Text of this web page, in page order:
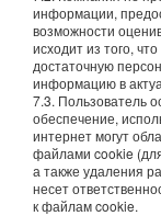
информации,
возможности
исходит из того,
достаточную
информацию в
7.3. Пользователь
обеспечение,
интернет могут
файлами cookie
а также удаления
несет
к файлам cookie.